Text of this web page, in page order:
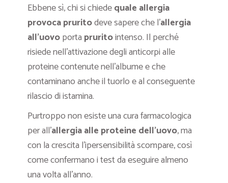
Ebbene sì, chi si chiedequale allergia
provoca pruritodeve sapere che l’allergia
all’uovoporta pruritointenso. Il perché
risiede nell’attivazione degli anticorpi alle
proteine contenute nell’albume e che
contaminano anche il tuorlo e al conseguente
rilascio di istamina.
Purtroppo non esiste una cura farmacologica
per all’allergiaalle proteine dell’uovo, ma
con la crescita l’ipersensibilità scompare, così
come confermano i test da eseguire almeno
una volta all’anno.